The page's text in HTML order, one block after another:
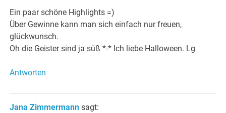
Ein paar schöne Highlights =)
Über Gewinne kann man sich einfach nur freuen,
glückwunsch.
Oh die Geister sind ja süß *-* Ich liebe Halloween. Lg
Antworten
Jana Zimmermann sagt: